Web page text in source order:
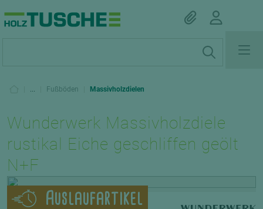
... Fußböden Massivholzdielen
Wunderwerk Massivholzdiele
rustikal Eiche geschliffen geölt
N+F
Auslaufartikel
Art.-Nr. 03600010045